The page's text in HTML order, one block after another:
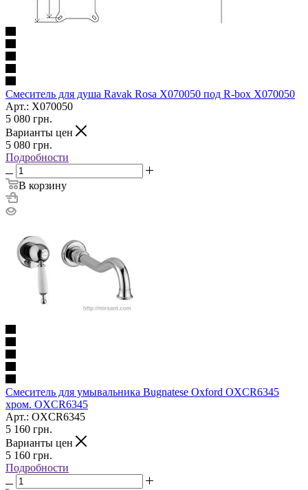
Смеситель для душа Ravak Rosa X070050 под R-box X070050
Арт.: X070050
5 080 грн.
Варианты цен
5 080 грн.
Подробности
В корзину
Смеситель для умывальника Bugnatese Oxford OXCR6345
хром. OXCR6345
Арт.: OXCR6345
5 160 грн.
Варианты цен
5 160 грн.
Подробности